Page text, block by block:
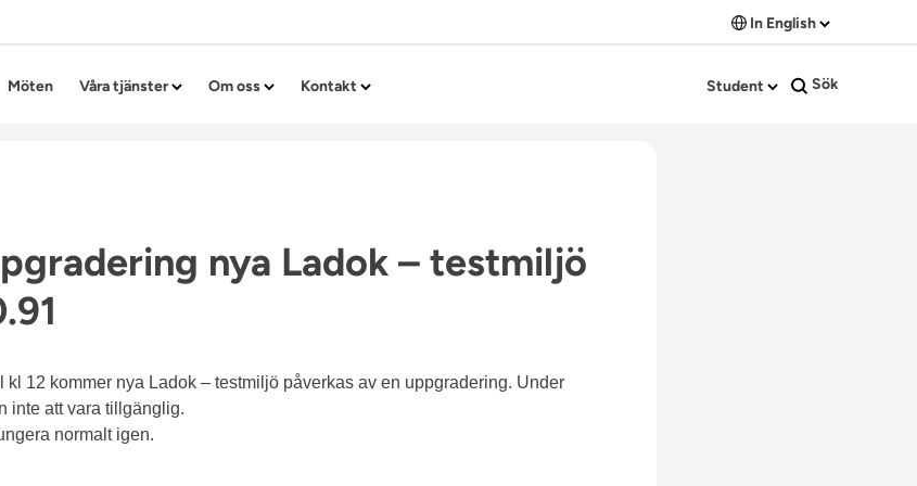
In English
Möten Våra tjänster Om oss Kontakt Student Sök
nya Ladok – testmiljö
kl 12 kommer nya Ladok – testmiljö påverkas av en uppgradering. Under
inte att vara tillgänglig.
normalt igen.